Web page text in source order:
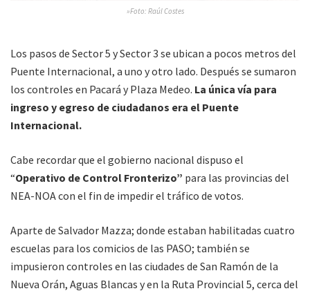
»Foto: Raúl Costes
Los pasos de Sector 5 y Sector 3 se ubican a pocos metros del
Puente Internacional, a uno y otro lado. Después se sumaron
los controles en Pacará y Plaza Medeo. La única vía para
ingreso y egreso de ciudadanos era el Puente
Internacional.
Cabe recordar que el gobierno nacional dispuso el
“Operativo de Control Fronterizo” para las provincias del
NEA-NOA con el fin de impedir el tráfico de votos.
Aparte de Salvador Mazza; donde estaban habilitadas cuatro
escuelas para los comicios de las PASO; también se
impusieron controles en las ciudades de San Ramón de la
Nueva Orán, Aguas Blancas y en la Ruta Provincial 5, cerca del